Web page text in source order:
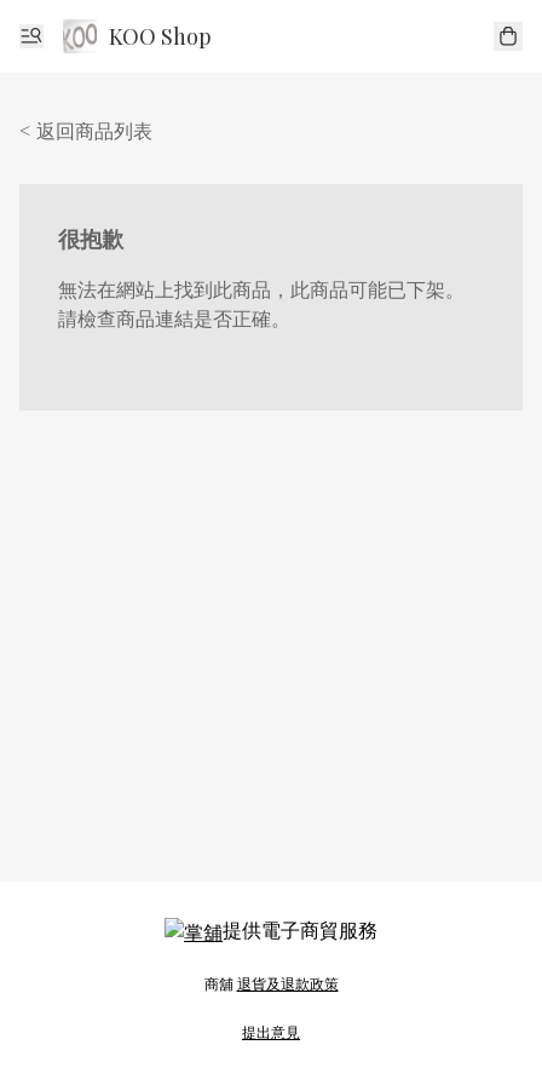
KOO Shop
< 返回商品列表
很抱歉
無法在網站上找到此商品，此商品可能已下架。
請檢查商品連結是否正確。
提供電子商貿服務
商舖退貨及退款政策
提出意見